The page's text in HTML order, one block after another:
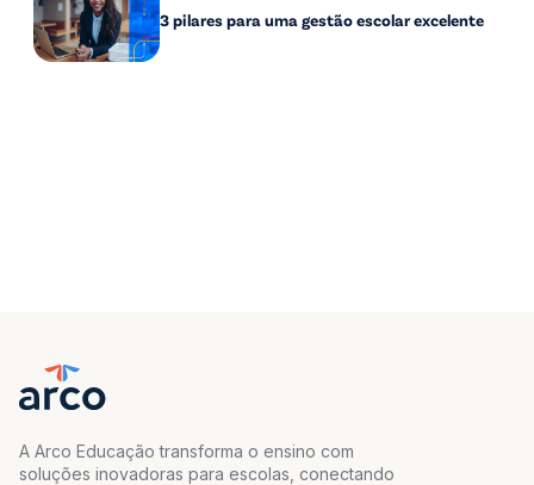
3 pilares para uma gestão escolar excelente
A Arco Educação transforma o ensino com
soluções inovadoras para escolas, conectando